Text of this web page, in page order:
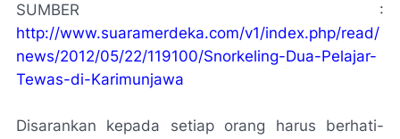
SUMBER :
http://www.suaramerdeka.com/v1/index.php/read/
news/2012/05/22/119100/Snorkeling-Dua-Pelajar-
Tewas-di-Karimunjawa
Disarankan kepada setiap orang harus berhati-